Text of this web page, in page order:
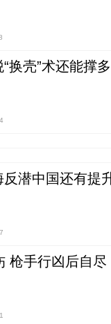
换壳”术还能撑
潜中国还有提
枪手行凶后自尽